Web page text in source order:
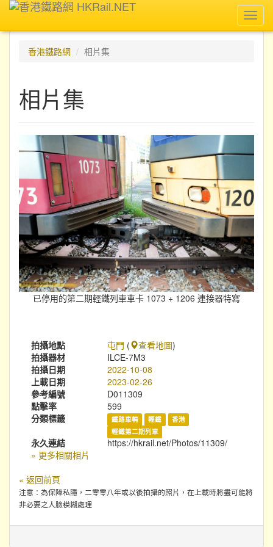
香港鐵路網
相片集
相片集
已停用的第二期輕鐵列車車卡 1073 + 1206 連接器特寫
拍攝地點 屯門 ( 查看地圖)
拍攝器材
ILCE-7M3
拍攝日期
2022-10-08
上載日期
2023-02-26
參考編號
D011309
點擊率
599
分類標籤
鐵路車輛 輕鐵
香港
輕鐵第二期列車
永久連結
https://hkrail.net/Photos/11309/
» 更多相關相片
« 返回前頁
注意：為保障私隱，二零零八年或以後拍攝的照片，在上載時將盡可能將
非必要之人臉模糊處理